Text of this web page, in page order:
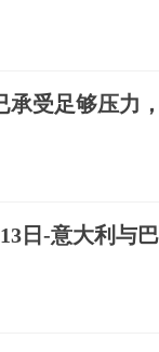
承受足够压力
日-意大利与